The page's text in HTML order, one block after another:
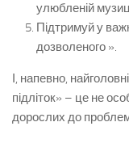
улюбленій
Підтримуй у
дозволеного ».
І, напевно,
підліток» – це не
дорослих до проблем